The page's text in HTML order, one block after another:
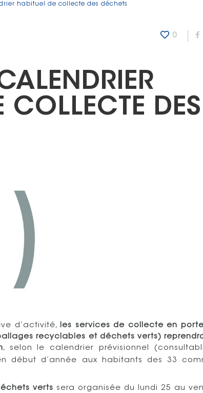
habituel de collecte des déchets
0
COLLECTE DES
d’activité, les services de collecte en
recyclables et déchets verts)
, selon le calendrier prévisionnel
début d’année aux habitants des 33
verts sera organisée du lundi 25 au